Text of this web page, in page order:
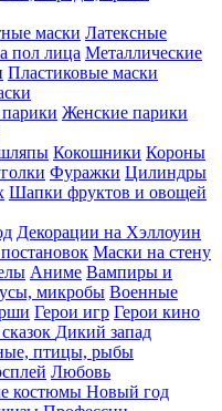
маски Латексные
пол лица Металлические
Пластиковые маски
Женские парики
Кокошники Короны
Фуражки Цилиндры
Шапки фруктов и овощей
Декорации на Хэллоуин
Маски на стену
Аниме Вампиры и
микробы Военные
Герои игр Герои кино
Дикий запад
птицы, рыбы
Любовь
костюмы Новый год